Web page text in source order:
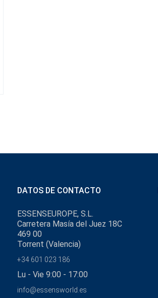
DATOS DE CONTACTO
ESSENSEUROPE, S.L.
Carretera Masía del Juez 18C
469 00
Torrent (Valencia)
+34 601 023 186
Lu - Vie 9:00 - 17:00
info@essensworld.es